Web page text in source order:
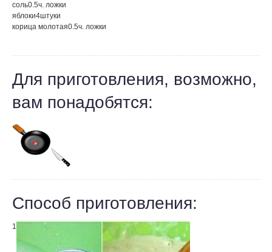
соль0.5ч. ложки
яблоки4штуки
корица молотая0.5ч. ложки
Для приготовления, возможно,
вам понадобятся:
Способ приготовления:
1